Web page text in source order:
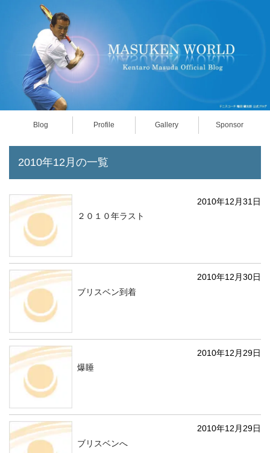
Blog Profile Gallery Sponsor
2010年12月の一覧
2010年12月31日
２０１０年ラスト
2010年12月30日
ブリスベン到着
2010年12月29日
爆睡
2010年12月29日
ブリスベンへ